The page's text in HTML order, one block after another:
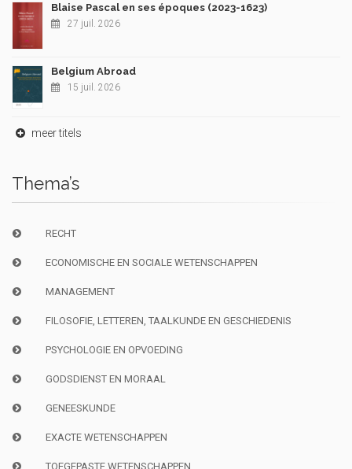
Blaise Pascal en ses époques (2023-1623)
27 juil. 2026
Belgium Abroad
15 juil. 2026
meer titels
Thema’s
RECHT
ECONOMISCHE EN SOCIALE WETENSCHAPPEN
MANAGEMENT
FILOSOFIE, LETTEREN, TAALKUNDE EN GESCHIEDENIS
PSYCHOLOGIE EN OPVOEDING
GODSDIENST EN MORAAL
GENEESKUNDE
EXACTE WETENSCHAPPEN
TOEGEPASTE WETENSCHAPPEN